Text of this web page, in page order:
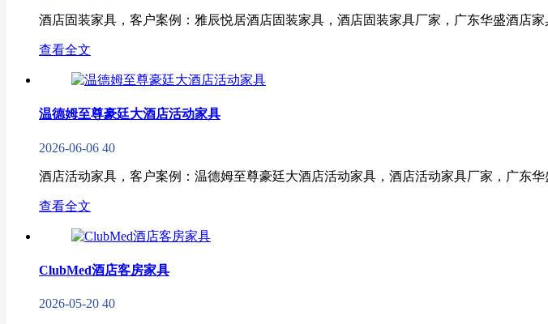
酒店固装家具，客户案例：雅辰悦居酒店固装家具，酒店固装家具厂家，广东华盛酒店
查看全文
温德姆至尊豪廷大酒店活动家具
2026-06-06 40
酒店活动家具，客户案例：温德姆至尊豪廷大酒店活动家具，酒店活动家具厂家，广东
查看全文
ClubMed酒店客房家具
2026-05-20 40